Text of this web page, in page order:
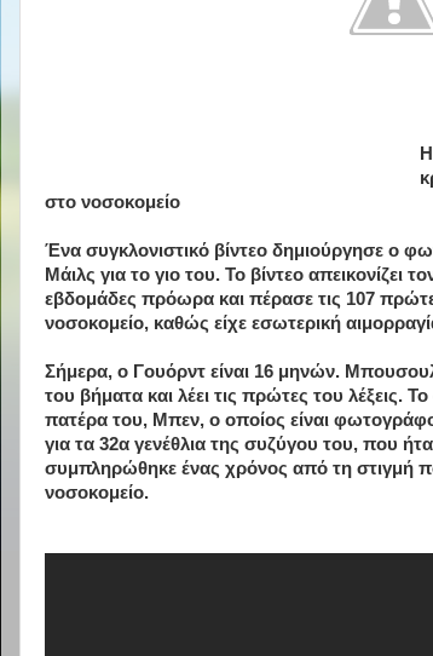
στο νοσοκομείο
Ένα συγκλονιστικό βίντεο δημιούργησε ο
Μάιλς για το γιο του. Το βίντεο απεικονίζει
εβδομάδες πρόωρα και πέρασε τις 107
νοσοκομείο, καθώς είχε εσωτερική
Σήμερα, ο Γουόρντ είναι 16 μηνών.
του βήματα και λέει τις πρώτες του λέξεις.
πατέρα του, Μπεν, ο οποίος είναι
για τα 32α γενέθλια της συζύγου του, που
συμπληρώθηκε ένας χρόνος από τη στιγμή
νοσοκομείο.